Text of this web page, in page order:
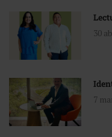
30
7